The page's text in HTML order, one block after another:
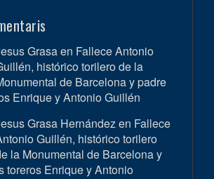
Grasa en Fallece Antonio
histórico torilero de la
de Barcelona y padre
Enrique y Antonio Guillén
Grasa Hernández en Fallece
Guillén, histórico torilero
la Monumental de Barcelona y
toreros Enrique y Antonio